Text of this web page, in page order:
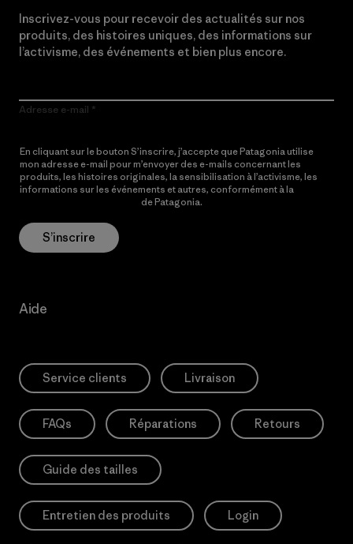
Inscrivez-vous pour recevoir des actualités sur nos
produits, des histoires uniques, des informations sur
l’activisme, des événements et bien plus encore.
Adresse e-mail
En cliquant sur le bouton S’inscrire, j’accepte que Patagonia utilise
mon adresse e-mail pour m’envoyer des e-mails concernant les
produits, les histoires originales, la sensibilisation à l’activisme, les
informations sur les événements et autres, conformément à la
de Patagonia.
S’inscrire
Aide
Service clients Livraison
FAQs Réparations Retours
Guide des tailles
Entretien des produits Login